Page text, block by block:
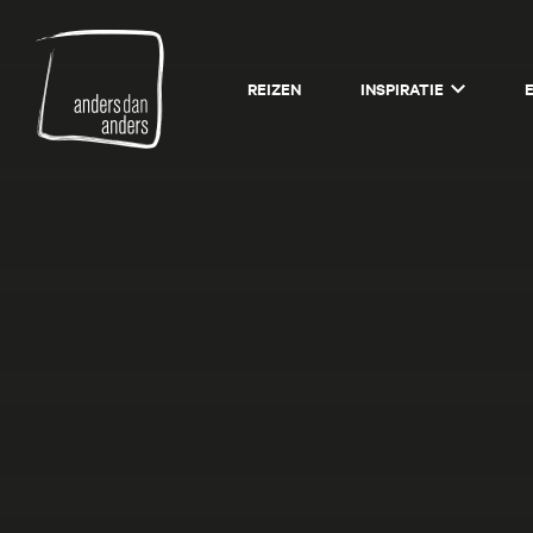
Anders
dan
Anders
REIZEN INSPIRATIE